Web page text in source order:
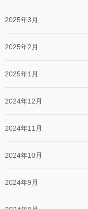
2025年3月
2025年2月
2025年1月
2024年12月
2024年11月
2024年10月
2024年9月